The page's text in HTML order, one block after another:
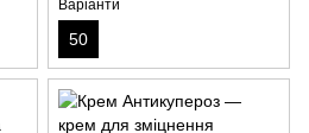
Варіанти
50